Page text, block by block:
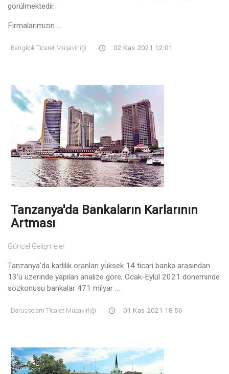
görülmektedir.
Firmalarımızın ...
Bangkok Ticaret Müşavirliği 02 Kas 2021 12:01
Tanzanya'da Bankaların Karlarının
Artması
Güncel Gelişmeler
Tanzanya’da karlılık oranları yüksek 14 ticari banka arasından
13’ü üzerinde yapılan analize göre; Ocak-Eylül 2021 döneminde
sözkonusu bankalar 471 milyar ...
Darüsselam Ticaret Müşavirliği 01 Kas 2021 18:56